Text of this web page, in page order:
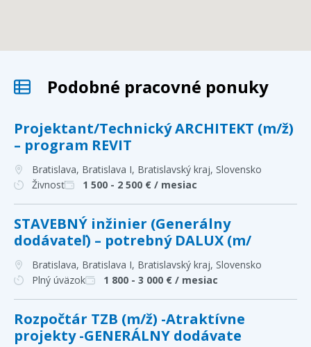
Podobné pracovné ponuky
Projektant/Technický ARCHITEKT (m/ž)
– program REVIT
Bratislava, Bratislava I, Bratislavský kraj, Slovensko
Živnosť
1 500 - 2 500 € / mesiac
STAVEBNÝ inžinier (Generálny
dodávateľ) – potrebný DALUX (m/
Bratislava, Bratislava I, Bratislavský kraj, Slovensko
Plný úväzok
1 800 - 3 000 € / mesiac
Rozpočtár TZB (m/ž) -Atraktívne
projekty -GENERÁLNY dodávate